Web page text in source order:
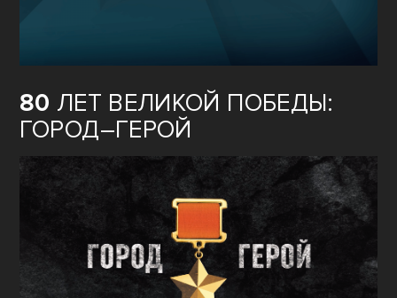
80 ЛЕТ ВЕЛИКОЙ ПОБЕДЫ:
ГОРОД–ГЕРОЙ